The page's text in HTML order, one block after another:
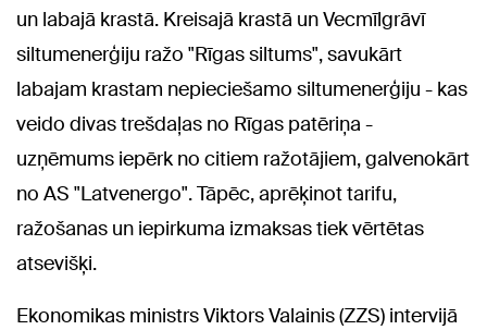
un labajā krastā. Kreisajā krastā un Vecmīlgrāvī
siltumenerģiju ražo "Rīgas siltums", savukārt
labajam krastam nepieciešamo siltumenerģiju - kas
veido divas trešdaļas no Rīgas patēriņa -
uzņēmums iepērk no citiem ražotājiem, galvenokārt
no AS "Latvenergo". Tāpēc, aprēķinot tarifu,
ražošanas un iepirkuma izmaksas tiek vērtētas
atsevišķi.
Ekonomikas ministrs Viktors Valainis (ZZS) intervijā